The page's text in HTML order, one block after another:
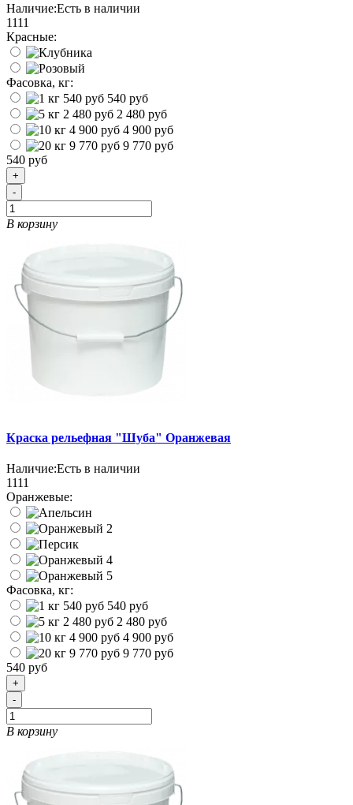
Наличие:Есть в наличии
1111
Красные:
Фасовка, кг:
540 руб
2 480 руб
4 900 руб
9 770 руб
540 руб
+
-
В корзину
Краска рельефная "Шуба" Оранжевая
Наличие:Есть в наличии
1111
Оранжевые:
Фасовка, кг:
540 руб
2 480 руб
4 900 руб
9 770 руб
540 руб
+
-
В корзину